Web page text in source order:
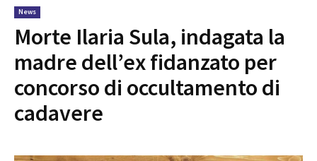
News
Morte Ilaria Sula, indagata la
madre dell’ex fidanzato per
concorso di occultamento di
cadavere